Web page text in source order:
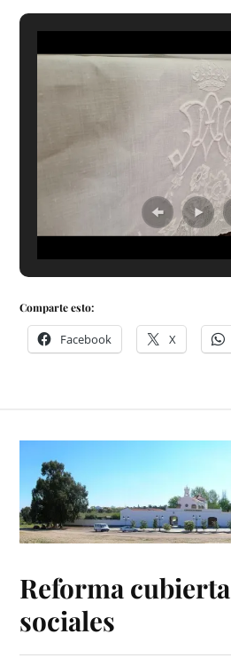
Comparte esto:
Facebook X
Reforma
sociales